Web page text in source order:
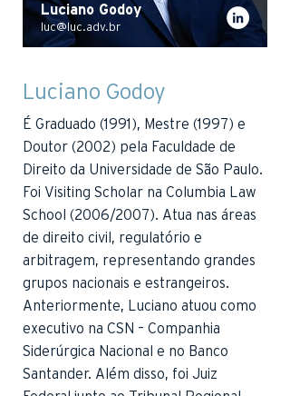
Luciano Godoy
luc@luc.adv.br
Luciano Godoy
É Graduado (1991), Mestre (1997) e
Doutor (2002) pela Faculdade de
Direito da Universidade de São Paulo.
Foi Visiting Scholar na Columbia Law
School (2006/2007). Atua nas áreas
de direito civil, regulatório e
arbitragem, representando grandes
grupos nacionais e estrangeiros.
Anteriormente, Luciano atuou como
executivo na CSN – Companhia
Siderúrgica Nacional e no Banco
Santander. Além disso, foi Juiz